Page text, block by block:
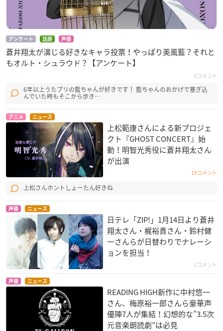
アンケート 話題 声優
蒼井翔太が演じる好きなキャラ投票！やっぱり美風藍？それと
もオルト・シュラウド？【アンケート】
6コメント
6年以上うたプリの藍ちゃんが好きです！ 藍ちゃんのおかげで塞ぎ込
んでいた時もそこから歩き…
アニメ ニュース
上松範康さんによる新プロジェ
クト『GHOST CONCERT』始
動！明智光秀役に蒼井翔太さん
が出演
19コメント
上松さんホントしょーたん好きね
声優 ニュース
日テレ「ZIP!」1月14日より蒼井
翔太さん・梶裕貴さん・鈴村健
一さんらが日替わりでナレーシ
ョンを担当！
2コメント
声優 ニュース
READING HIGH新作に中村悠一
さん、梅原裕一郎さんら豪華声
優陣7人が集結！幻想的な”3.5次
元音楽朗読劇”は必見